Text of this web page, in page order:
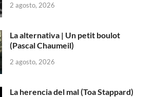
2 agosto, 2026
La alternativa | Un petit boulot
(Pascal Chaumeil)
2 agosto, 2026
La herencia del mal (Toa Stappard)